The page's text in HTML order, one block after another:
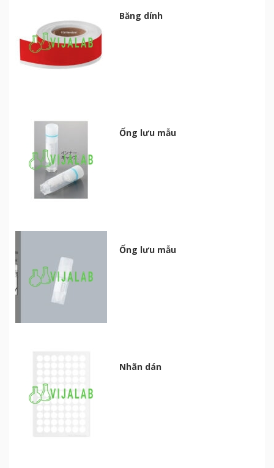
Băng dính
Ống lưu mẫu
Ống lưu mẫu
Nhãn dán